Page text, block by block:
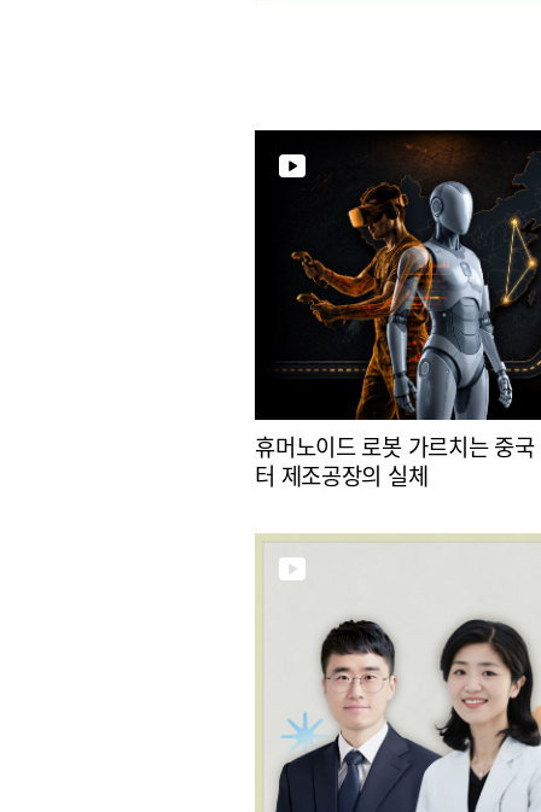
휴머노이드 로봇 가르치는 중국
터 제조공장의 실체